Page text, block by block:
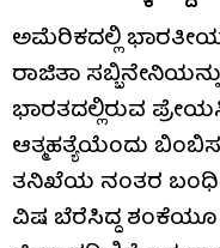
ಅಮೆರಿಕದಲ್ಲಿ ಭಾರತೀಯ
ರಾಜಿತಾ
ಭಾರತದಲ್ಲಿರುವ
ಆತ್ಮಹತ್ಯೆಯೆಂದು
ತನಿಖೆಯ ನಂತರ
ವಿಷ ಬೆರೆಸಿದ್ದ ಶಂಕೆಯೂ